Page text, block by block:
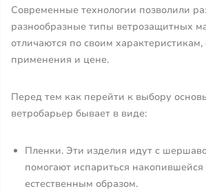
Современные технологии позволили
разнообразные типы ветрозащитных
отличаются по своим характеристикам,
применения и цене.
Перед тем как перейти к выбору
ветробарьер бывает в виде:
Пленки. Эти изделия идут с
помогают испариться накопившейся
естественным образом.